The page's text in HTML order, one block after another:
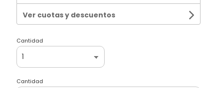
Ver cuotas y descuentos
Cantidad
Cantidad